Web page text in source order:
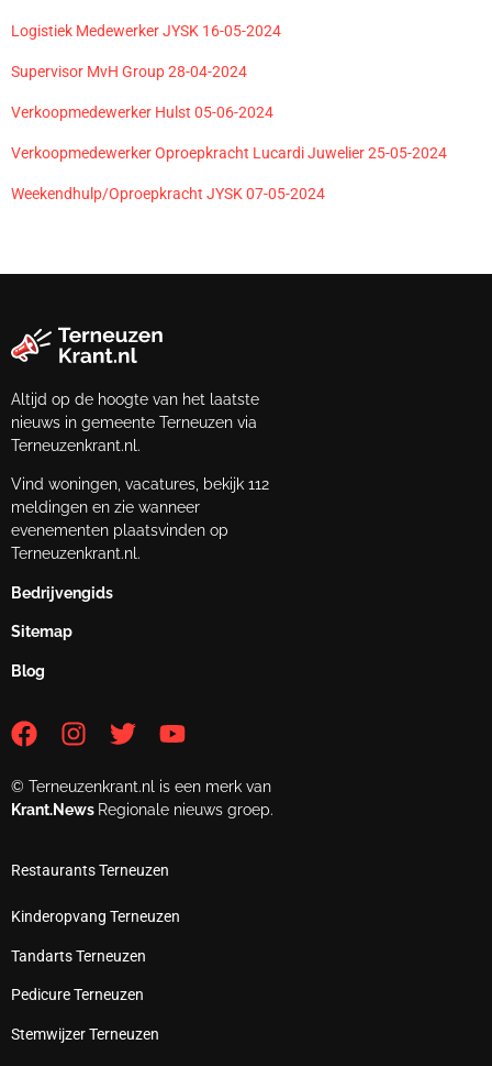
Logistiek Medewerker JYSK 16-05-2024
Supervisor MvH Group 28-04-2024
Verkoopmedewerker Hulst 05-06-2024
Verkoopmedewerker Oproepkracht Lucardi Juwelier 25-05-2024
Weekendhulp/Oproepkracht JYSK 07-05-2024
Altijd op de hoogte van het laatste
nieuws in gemeente Terneuzen via
Terneuzenkrant.nl.
Vind woningen, vacatures, bekijk 112
meldingen en zie wanneer
evenementen plaatsvinden op
Terneuzenkrant.nl.
Bedrijvengids
Sitemap
Blog
© Terneuzenkrant.nl is een merk van
Krant.News Regionale nieuws groep.
Restaurants Terneuzen
Kinderopvang Terneuzen
Tandarts Terneuzen
Pedicure Terneuzen
Stemwijzer Terneuzen